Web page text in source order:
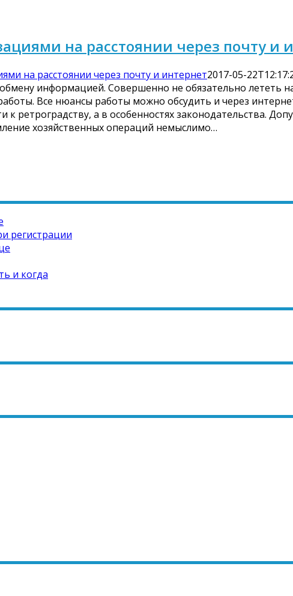
на расстоянии через почту и
на расстоянии через почту и интернет2017-05-
информацией. Совершенно не обязательно лететь
Все нюансы работы можно обсудить и через
ретроградству, а в особенностях законодательства.
хозяйственных операций немыслимо…
регистрации
и когда